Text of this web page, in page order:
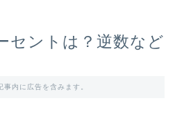
セントは？逆数など
事内に広告を含みます。